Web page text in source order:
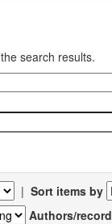
search results.
| Sort items by
Authors/record